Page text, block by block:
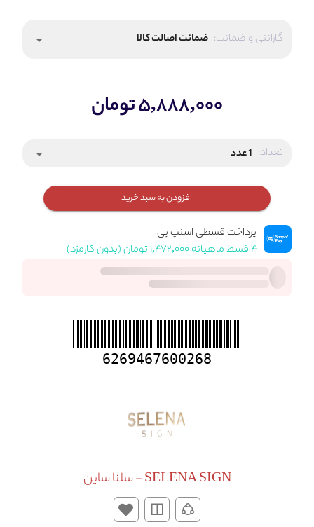
گارانتی و ضمانت: ضمانت اصالت کالا arrow_drop_down
۵,۸۸۸,۰۰۰ تومان
تعداد: 1 عدد arrow_drop_down
افزودن به سبد خرید
پرداخت قسطی اسنپ پی
۴ قسط ماهیانه ۱,۴۷۲,۰۰۰ تومان (بدون کارمزد)
6269467600268
SELENA SIGN - سلنا ساین